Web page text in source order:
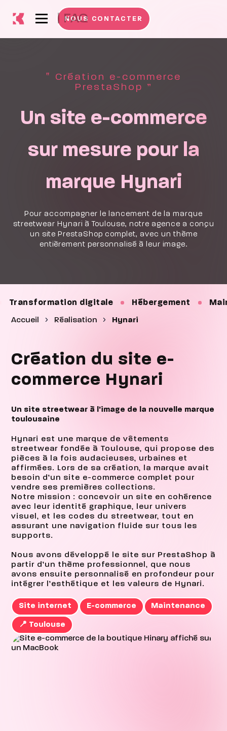
| FAQ
NOUS CONTACTER
‟ Création e-commerce
PrestaShop ”
Un site e-commerce
sur mesure pour la
marque Hynari
Pour accompagner le lancement de la marque
streetwear Hynari à Toulouse, notre agence a conçu
un site PrestaShop complet, avec un thème
entièrement personnalisé à leur image.
digitale Hébergement Maintenance
Accueil Réalisation Hynari
Création du site e-
commerce Hynari
Un site streetwear à l'image de la nouvelle marque
toulousaine
Hynari est une marque de vêtements
streetwear fondée à Toulouse, qui propose des
pièces à la fois audacieuses, urbaines et
affirmées. Lors de sa création, la marque avait
besoin d’un site e-commerce complet pour
vendre ses premières collections.
Notre mission : concevoir un site en cohérence
avec leur identité graphique, leur univers
visuel, et les codes du streetwear, tout en
assurant une navigation fluide sur tous les
supports.
Nous avons développé le site sur PrestaShop à
partir d’un thème professionnel, que nous
avons ensuite personnalisé en profondeur pour
intégrer l’esthétique et les valeurs de Hynari.
Site internet E-commerce Maintenance
📍 Toulouse